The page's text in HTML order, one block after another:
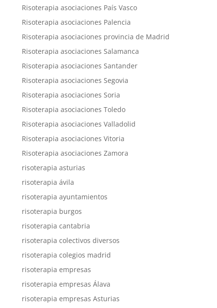
Risoterapia asociaciones País Vasco
Risoterapia asociaciones Palencia
Risoterapia asociaciones provincia de Madrid
Risoterapia asociaciones Salamanca
Risoterapia asociaciones Santander
Risoterapia asociaciones Segovia
Risoterapia asociaciones Soria
Risoterapia asociaciones Toledo
Risoterapia asociaciones Valladolid
Risoterapia asociaciones Vitoria
Risoterapia asociaciones Zamora
risoterapia asturias
risoterapia ávila
risoterapia ayuntamientos
risoterapia burgos
risoterapia cantabria
risoterapia colectivos diversos
risoterapia colegios madrid
risoterapia empresas
risoterapia empresas Álava
risoterapia empresas Asturias